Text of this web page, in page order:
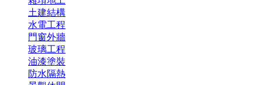
土建結構
水電工程
門窗外牆
玻璃工程
油漆塗裝
防水隔熱